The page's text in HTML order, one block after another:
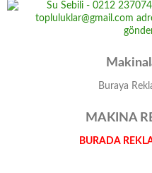
Buraya
MAKINA
BURADA